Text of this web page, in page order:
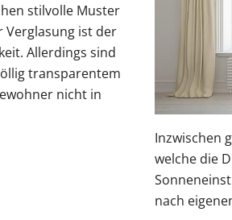
stilvolle Muster
Verglasung ist der
Allerdings sind
transparentem
nicht in
Inzwischen
welche die
nach